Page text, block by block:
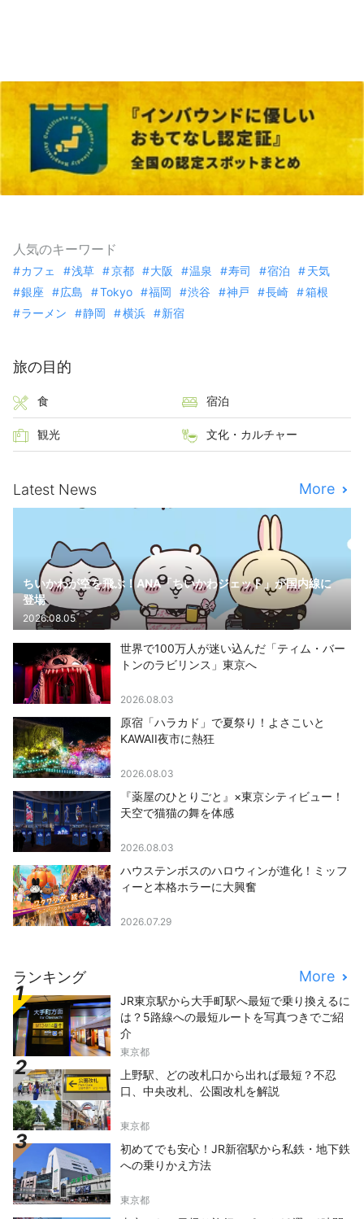
人気のキーワード
カフェ 浅草 京都 大阪 温泉 寿司 宿泊
天気
銀座
広島 Tokyo 福岡 渋谷 神戸 長崎
箱根
ラーメン
静岡 横浜 新宿
旅の目的
食 宿泊
観光 文化・カルチャー
Latest News More
ちいかわが空を飛ぶ！ANA「ちいかわジェット」が国内線に
登場
2026.08.05
世界で100万人が迷い込んだ「ティム・バー
トンのラビリンス」東京へ
2026.08.03
原宿「ハラカド」で夏祭り！よさこいと
KAWAII夜市に熱狂
2026.08.03
『薬屋のひとりごと』×東京シティビュー！
天空で猫猫の舞を体感
2026.08.03
ハウステンボスのハロウィンが進化！ミッフ
ィーと本格ホラーに大興奮
2026.07.29
ランキング More
JR東京駅から大手町駅へ最短で乗り換えるに
は？5路線への最短ルートを写真つきでご紹
介
東京都
上野駅、どの改札口から出れば最短？不忍
口、中央改札、公園改札を解説
東京都
初めてでも安心！JR新宿駅から私鉄・地下鉄
への乗りかえ方法
東京都